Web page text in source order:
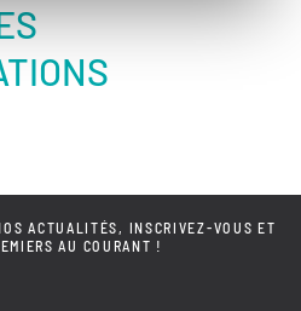
ACTUALITÉS, INSCRIVEZ-VOUS ET
AU COURANT !